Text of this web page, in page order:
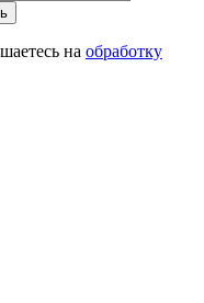
на обработку